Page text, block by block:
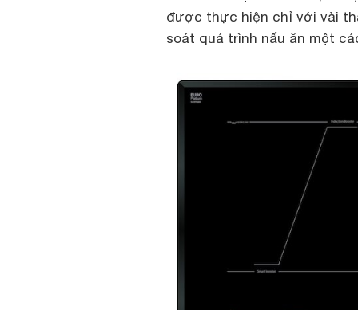
được thực hiện chỉ với vài
soát quá trình nấu ăn một